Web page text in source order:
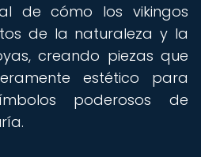
de cómo los vikingos
de la naturaleza y la
creando piezas que
estético para
poderosos de